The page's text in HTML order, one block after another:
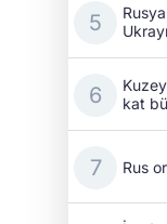
kat
Rus